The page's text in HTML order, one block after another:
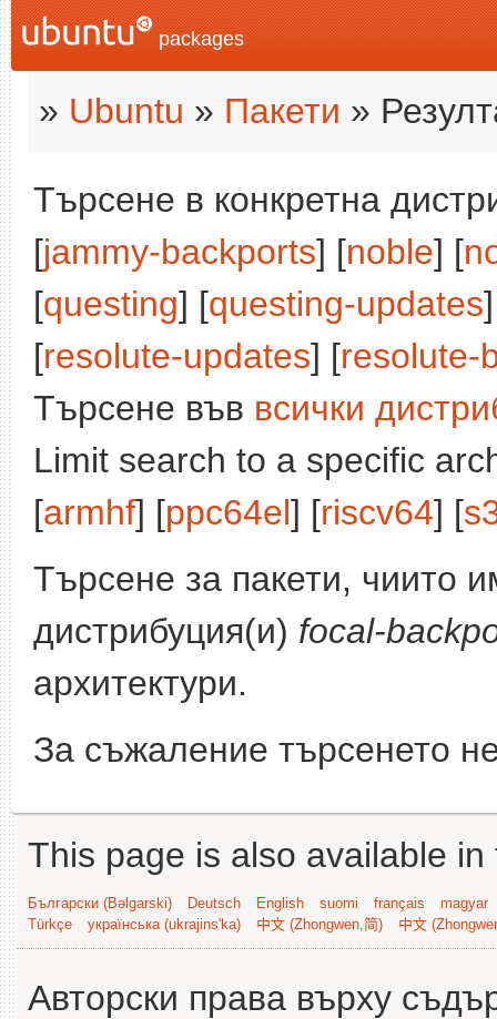
packages
» Ubuntu » Пакети »
Търсене в конкретна
[jammy-backports] [noble] [
[questing] [questing-updates
[resolute-updates] [resolute-
Търсене във всички
Limit search to a specific
[armhf] [ppc64el] [riscv64] [
Търсене за пакети, чиито
дистрибуция(и) focal-
архитектури.
За съжаление търсенето
This page is also available
Български (Bəlgarski) Deutsch English suomi français
magyar
Türkçe
українська (ukrajins'ka) 中文 (Zhongwen,简) 中文
Авторски права върху